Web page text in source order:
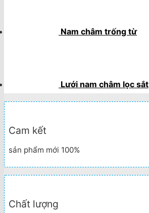
Nam châm trống từ
Lưới nam châm lọc sắt
Cam kết
sản phẩm mới 100%
Chất lượng